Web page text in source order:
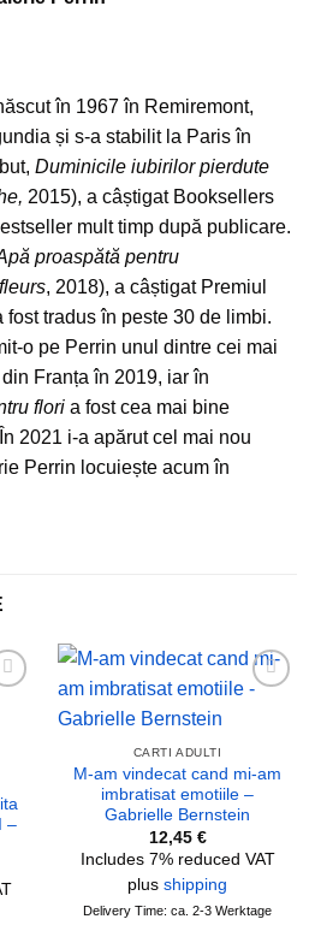
în 1967 în Remiremont,
și s-a stabilit la Paris în
Duminicile iubirilor pierdute
2015), a câștigat Booksellers
mult timp după publicare.
proaspătă pentru
, 2018), a câștigat Premiul
fost tradus în peste 30 de limbi.
o pe Perrin unul dintre cei mai
Franța în 2019, iar în
flori a fost cea mai bine
2021 i-a apărut cel mai nou
Perrin locuiește acum în
–
CARTI ADULTI
M-am vindecat cand mi-am
imbratisat emotiile –
Gabrielle Bernstein
12,45 €
Includes 7% reduced VAT
plus shipping
Delivery Time: ca. 2-3 Werktage